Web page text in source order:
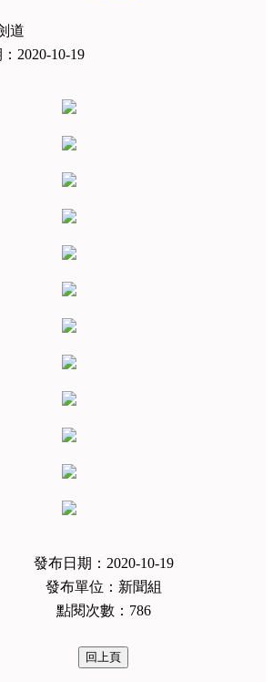
道
2020-10-19
發布日期：2020-10-19
發布單位：新聞組
點閱次數：786